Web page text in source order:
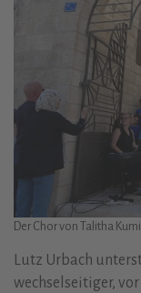
Der Chor von Talitha
Lutz Urbach
wechselseitiger,